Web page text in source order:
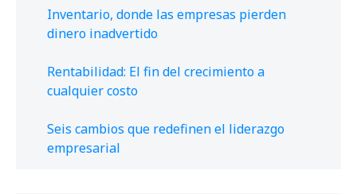
Inventario, donde las empresas pierden
dinero inadvertido
Rentabilidad: El fin del crecimiento a
cualquier costo
Seis cambios que redefinen el liderazgo
empresarial